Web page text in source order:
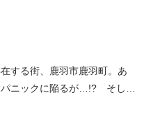
する街、鹿羽市鹿羽町。あ
パニックに陥るが…!? そして